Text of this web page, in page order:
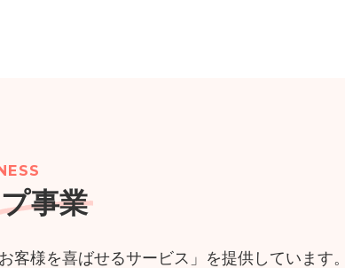
事業
客様を喜ばせるサービス」を提供しています。